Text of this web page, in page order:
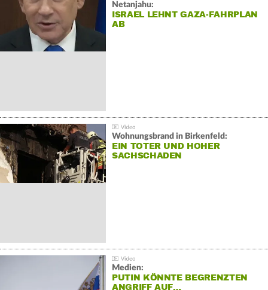
Netanjahu:
ISRAEL LEHNT GAZA-FAHRPLAN
AB
Wohnungsbrand in Birkenfeld:
EIN TOTER UND HOHER
SACHSCHADEN
Medien:
PUTIN KÖNNTE BEGRENZTEN
ANGRIFF AUF…